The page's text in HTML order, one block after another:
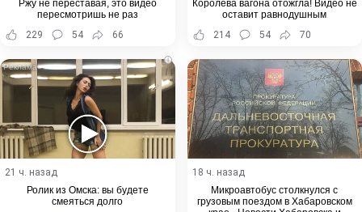
Ржу не переставая, это видео
пересмотришь не раз
229
54 66
Королева вагона отожгла! Видео не
оставит равнодушным
214
54 70
i
21 ч. назад
Ролик из Омска: вы будете
смеяться долго
18 ч. назад
Микроавтобус столкнулся с
грузовым поездом в Хабаровском